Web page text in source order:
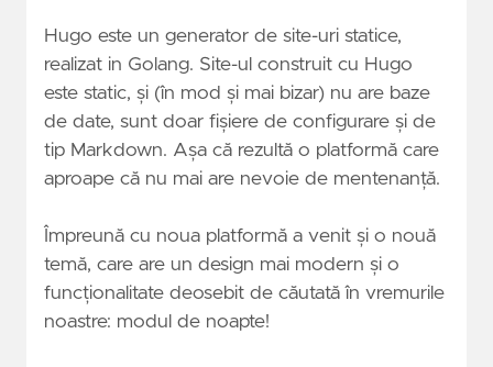
Hugo este un generator de site-uri statice,
realizat in Golang. Site-ul construit cu Hugo
este static, și (în mod și mai bizar) nu are baze
de date, sunt doar fișiere de configurare și de
tip Markdown. Așa că rezultă o platformă care
aproape că nu mai are nevoie de mentenanță.
Împreună cu noua platformă a venit și o nouă
temă, care are un design mai modern și o
funcționalitate deosebit de căutată în vremurile
noastre: modul de noapte!